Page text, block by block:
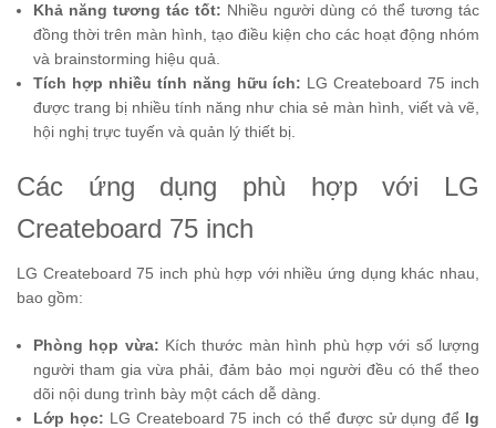
Khả năng tương tác tốt: Nhiều người dùng có thể tương tác
đồng thời trên màn hình, tạo điều kiện cho các hoạt động nhóm
và brainstorming hiệu quả.
Tích hợp nhiều tính năng hữu ích: LG Createboard 75 inch
được trang bị nhiều tính năng như chia sẻ màn hình, viết và vẽ,
hội nghị trực tuyến và quản lý thiết bị.
Các ứng dụng phù hợp với LG
Createboard 75 inch
LG Createboard 75 inch phù hợp với nhiều ứng dụng khác nhau,
bao gồm:
Phòng họp vừa: Kích thước màn hình phù hợp với số lượng
người tham gia vừa phải, đảm bảo mọi người đều có thể theo
dõi nội dung trình bày một cách dễ dàng.
Lớp học: LG Createboard 75 inch có thể được sử dụng để lg